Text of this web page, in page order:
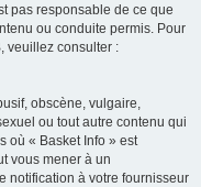
pas responsable de ce que
ou conduite permis. Pour
veuillez consulter :
obscène, vulgaire,
ou tout autre contenu qui
où « Basket Info » est
vous mener à un
notification à votre fournisseur